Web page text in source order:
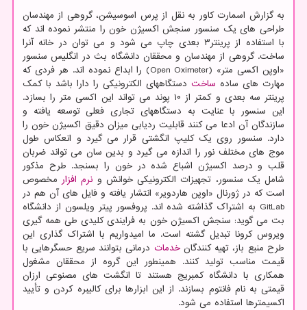
به گزارش اسمارت کاور به نقل از پرس اسوسیشن، گروهی از مهندسان
طراحی های یک سنسور سنجش اکسیژن خون را منتشر نموده اند که
با استفاده از پرینتر۳ بعدی چاپ می شود و می توان در خانه آنرا
ساخت. گروهی از مهندسان و محققان دانشگاه بث در انگلیس سنسور
«اوپن اکسی متر» (Open Oximeter) را ابداع نموده اند. هر فردی که
مهارت های ساده ساخت دستگاههای الکترونیکی را دارا باشد با کمک
پرینتر سه بعدی و کمتر از ۱۰ پوند می تواند این اکسی متر را بسازد.
این سنسور با عنایت به دستگاههای تجاری فعلی توسعه یافته و
سازندگان آن ادعا می کنند قابلیت ردیابی میزان دقیق اکسیژن خون را
دارد. سنسور روی یک کلیپ انگشتی قرار می گیرد و انعکاس طول
موج های مختلف نور را اندازه می گیرد و بدین سان می تواند ضربان
قلب و درصد اکسیژن اشباع شده در خون را بسنجد. طرح مذکور
شامل یک سنسور، تجهیزات الکترونیکی خوانش و نرم افزار مخصوص
است که در ژورنال «اوپن هاردویر» انتشار یافته و فایل های آن هم در
GitLab به اشتراک گذاشته شده اند. پروفسور پیتر ویلسون از دانشگاه
بت می گوید: سنجش اکسیژن خون به فرایندی کلیدی طی همه گیری
ویروس کرونا تبدیل گشته است. ما امیدواریم با اشتراک گذاری این
طرح منبع باز، تهیه کنندگانخدمات درمانی بتوانند سریع حسگرهایی با
قیمت مناسب تولید کنند. همینطور این گروه از محققان مشغول
همکاری با دانشگاه کمبریج هستند تا انگشت های مصنوعی ارزان
قیمتی به نام فانتوم بسازند. از این ابزارها برای کالیبره کردن و تأیید
اکسیمترها استفاده می شود.